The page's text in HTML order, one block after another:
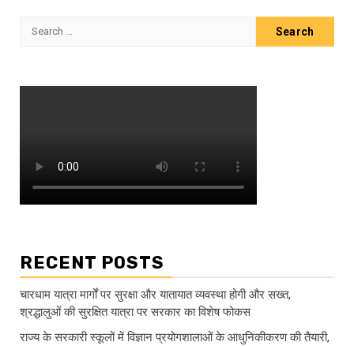
Search
RECENT POSTS
चारधाम यात्रा मार्गों पर सुरक्षा और यातायात व्यवस्था होगी और सख्त,
श्रद्धालुओं की सुरक्षित यात्रा पर सरकार का विशेष फोकस
राज्य के सरकारी स्कूलों में विज्ञान प्रयोगशालाओं के आधुनिकीकरण की तैयारी,